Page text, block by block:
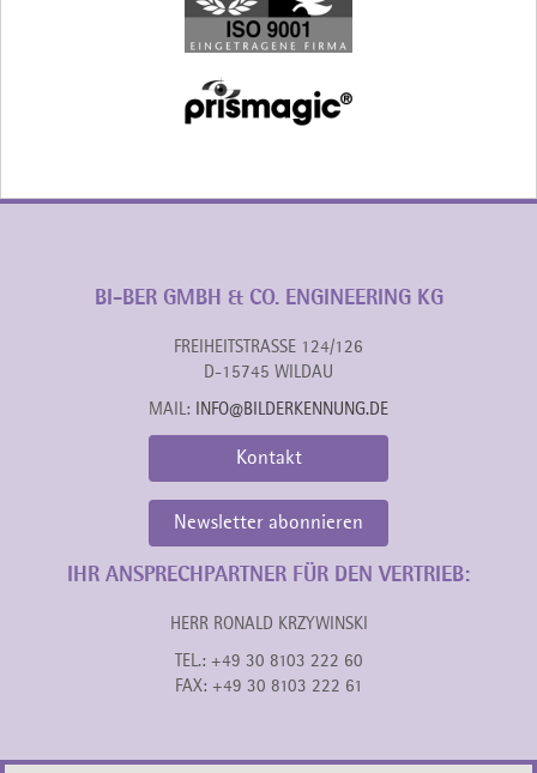
BI-BER GMBH & CO. ENGINEERING KG
FREIHEITSTRASSE 124/126
D-15745 WILDAU
MAIL: INFO@BILDERKENNUNG.DE
Kontakt
Newsletter abonnieren
IHR ANSPRECHPARTNER FÜR DEN VERTRIEB:
HERR RONALD KRZYWINSKI
TEL.: +49 30 8103 222 60
FAX: +49 30 8103 222 61